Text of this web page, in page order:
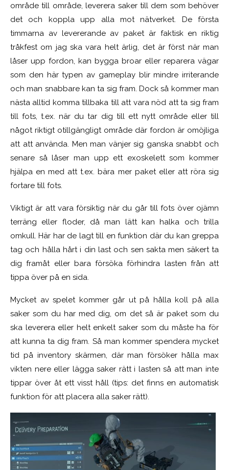
område till område, leverera saker till dem som behöver
det och koppla upp alla mot nätverket. De första
timmarna av levererande av paket är faktisk en riktig
tråkfest om jag ska vara helt ärlig, det är först när man
låser upp fordon, kan bygga broar eller reparera vägar
som den här typen av gameplay blir mindre irriterande
och man snabbare kan ta sig fram. Dock så kommer man
nästa alltid komma tillbaka till att vara nöd att ta sig fram
till fots, t.ex. när du tar dig till ett nytt område eller till
något riktigt otillgängligt område där fordon är omöjliga
att att använda. Men man vänjer sig ganska snabbt och
senare så låser man upp ett exoskelett som kommer
hjälpa en med att t.ex. bära mer paket eller att röra sig
fortare till fots.
Viktigt är att vara försiktig när du går till fots över ojämn
terräng eller floder, då man lätt kan halka och trilla
omkull. Här har de lagt till en funktion där du kan greppa
tag och hålla hårt i din last och sen sakta men säkert ta
dig framåt eller bara försöka förhindra lasten från att
tippa över på en sida.
Mycket av spelet kommer går ut på hålla koll på alla
saker som du har med dig, om det så är paket som du
ska leverera eller helt enkelt saker som du måste ha för
att kunna ta dig fram. Så man kommer spendera mycket
tid på inventory skärmen, där man försöker hålla max
vikten nere eller lägga saker rätt i lasten så att man inte
tippar över åt ett visst håll (tips: det finns en automatisk
funktion för att placera alla saker rätt).